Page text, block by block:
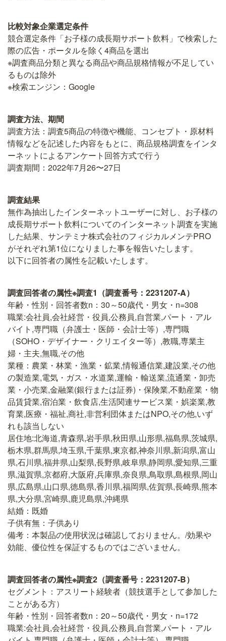
比較対象企業選定条件
競合選定条件「お子様の成長期サポート飲料」で検索した
際の広告・ポータルを除く4商品を選出
※調査商品分類と異なる商品や商品規格情報が不足してい
るものは除外
※検索エンジン：Google
調査方法、期間
調査方法：調査5商品の特徴や機能、コンセプト・原材料
情報などを記述した内容をもとに、商品規格調査をインタ
ーネットによるアンケート回答方式で行う
調査期間：2022年7月26〜27日
調査結果
無作為抽出したインターネットユーザーに対し、お子様の
成長期サポート飲料についてのインターネット調査を実施
した結果、サンテミナ株式会社のフィジカルメンテPRO
がそれぞれ第1位になりました事を報告いたします。
以下に回答者の属性を記載いたします。
調査回答者の属性※調査1（調査番号：2231207-A）
年齢・性別・回答者数n：30～50歳代・男女・n=308
職業:会社員,会社経営・役員,公務員,自営業,パート・アル
バイト,専門職（弁護士・医師・会計士等）,専門職
（SOHO・デザイナー・クリエイター等）,教職,専業主
婦・主夫,無職,その他
業種：農業・林業・漁業・鉱業,情報通信業,建設業,その他
の製造業,電気・ガス・水道業,運輸・輸送業,流通業・卸売
業・小売業,金融業(銀行または証券)・保険業,不動産業・物
品賃貸業,宿泊業・飲食店,生活関連サービス業・娯楽業,教
育業,医療・福祉,商社,非営利団体またはNPO,その他,いず
れも該当しない
居住地:北海道,青森県,岩手県,秋田県,山形県,福島県,茨城県,
栃木県,群馬県,埼玉県,千葉県,東京都,神奈川県,新潟県,富山
県,石川県,福井県,山梨県,長野県,岐阜県,静岡県,愛知県,三重
県,滋賀県,京都府,大阪府,兵庫県,奈良県,鳥取県,島根県,岡山
県,広島県,山口県,徳島県,香川県,福岡県,佐賀県,長崎県,熊本
県,大分県,宮崎県,鹿児島県,沖縄県
結婚：既婚
子供有無：子供あり
備考：本製品の使用状況は確認しておりません。/効果や
効能、優位性を保証するものではございません。
調査回答者の属性※調査2（調査番号：2231207-B）
セグメント：アスリート経験者（競技選手として参加した
ことがある方）
年齢・性別・回答者数n：20～50歳代・男女・n=172
職業:会社員,会社経営・役員,公務員,自営業,パート・アル